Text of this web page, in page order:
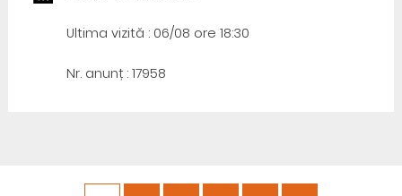
Ultima vizită : 06/08 ore 18:30
Nr. anunț : 17958